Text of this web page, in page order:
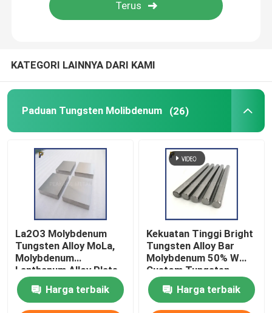
KATEGORI LAINNYA DARI KAMI
Paduan Tungsten Molibdenum (26)
La2O3 Molybdenum
Tungsten Alloy MoLa,
Molybdenum
Lanthanum Alloy Plate
Harga terbaik
Kekuatan Tinggi Bright
Tungsten Alloy Bar
Molybdenum 50% W
Custom Tungsten
Molybdenum Alloy Rod
Dipoles Permukaan
WMo Alloy
Harga terbaik